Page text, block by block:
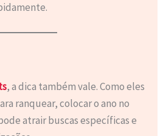
, a dica também vale. Como eles
ranquear, colocar o ano no
atrair buscas específicas e